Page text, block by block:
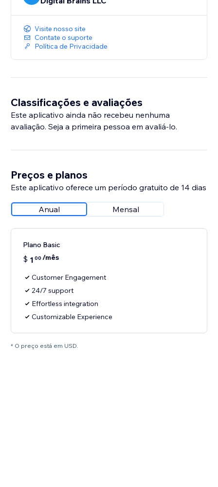
Visite nosso site
Contate o suporte
Política de Privacidade
Classificações e avaliações
Este aplicativo ainda não recebeu nenhuma
avaliação. Seja a primeira pessoa em avaliá-lo.
Preços e planos
Este aplicativo oferece um período gratuito de 14 dias
Anual Mensal
Plano Basic
$ 1 00 /mês
Customer Engagement
24/7 support
Effortless integration
Customizable Experience
* O preço está em USD.